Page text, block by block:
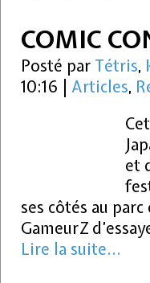
COMIC
Posté par Tétris,
10:16
Articles,
et
ses côtés au
GameurZ
Lire la suite...